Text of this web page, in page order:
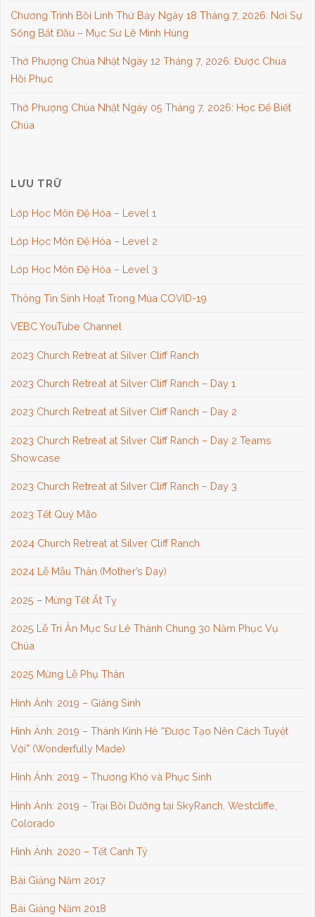
Chương Trình Bồi Linh Thứ Bảy Ngày 18 Tháng 7, 2026: Nơi Sự
Sống Bắt Đầu – Mục Sư Lê Minh Hùng
Thờ Phượng Chúa Nhật Ngày 12 Tháng 7, 2026: Được Chúa
Hồi Phục
Thờ Phượng Chúa Nhật Ngày 05 Tháng 7, 2026: Học Để Biết
Chúa
LƯU TRỮ
Lớp Học Môn Đệ Hóa – Level 1
Lớp Học Môn Đệ Hóa – Level 2
Lớp Học Môn Đệ Hóa – Level 3
Thông Tin Sinh Hoạt Trong Mùa COVID-19
VEBC YouTube Channel
2023 Church Retreat at Silver Cliff Ranch
2023 Church Retreat at Silver Cliff Ranch – Day 1
2023 Church Retreat at Silver Cliff Ranch – Day 2
2023 Church Retreat at Silver Cliff Ranch – Day 2 Teams
Showcase
2023 Church Retreat at Silver Cliff Ranch – Day 3
2023 Tết Quý Mão
2024 Church Retreat at Silver Cliff Ranch
2024 Lễ Mẫu Thân (Mother’s Day)
2025 – Mừng Tết Ất Tỵ
2025 Lễ Tri Ân Mục Sư Lê Thành Chung 30 Năm Phục Vụ
Chúa
2025 Mừng Lễ Phụ Thân
Hình Ảnh: 2019 – Giáng Sinh
Hình Ảnh: 2019 – Thánh Kinh Hè “Được Tạo Nên Cách Tuyệt
Vời” (Wonderfully Made)
Hình Ảnh: 2019 – Thương Khó và Phục Sinh
Hình Ảnh: 2019 – Trại Bồi Dưỡng tại SkyRanch, Westcliffe,
Colorado
Hình Ảnh: 2020 – Tết Canh Tý
Bài Giảng Năm 2017
Bài Giảng Năm 2018